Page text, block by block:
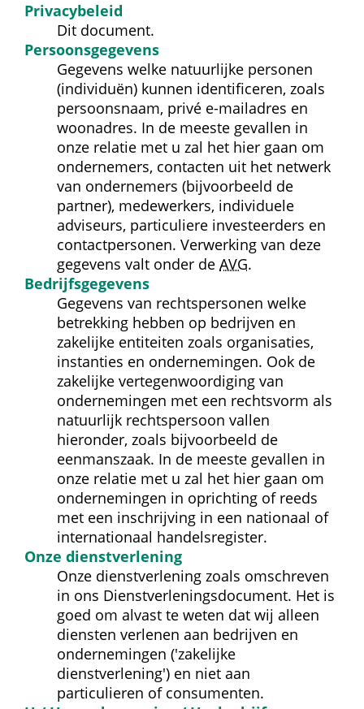
Privacy­beleid
Dit document.
Persoons­gegevens
Gegevens welke natuurlijke personen
(individuën) kunnen identificeren, zoals
persoonsnaam, privé e-mailadres en
woonadres. In de meeste gevallen in
onze relatie met u zal het hier gaan om
ondernemers, contacten uit het netwerk
van ondernemers (bijvoorbeeld de
partner), medewerkers, individuele
adviseurs, particuliere investeerders en
contact­personen. Verwerking van deze
gegevens valt onder de AVG.
Bedrijfs­gegevens
Gegevens van rechtspersonen welke
betrekking hebben op bedrijven en
zakelijke entiteiten zoals organisaties,
instanties en ondernemingen. Ook de
zakelijke vertegenwoordiging van
ondernemingen met een rechtsvorm als
natuurlijk rechtspersoon vallen
hieronder, zoals bijvoorbeeld de
eenmanszaak. In de meeste gevallen in
onze relatie met u zal het hier gaan om
ondernemingen in oprichting of reeds
met een inschrijving in een nationaal of
internationaal handelsregister.
Onze dienst­verlening
Onze dienstverlening zoals omschreven
in ons Dienst­verlenings­document. Het is
goed om alvast te weten dat wij alleen
diensten verlenen aan bedrijven en
ondernemingen ('zakelijke
dienstverlening') en niet aan
particulieren of consumenten.